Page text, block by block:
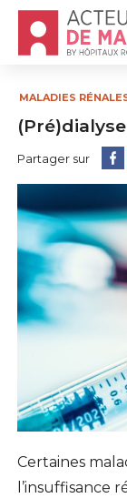
Accueil -
MALADIES
Partager sur
Certaines
l’insuffisance